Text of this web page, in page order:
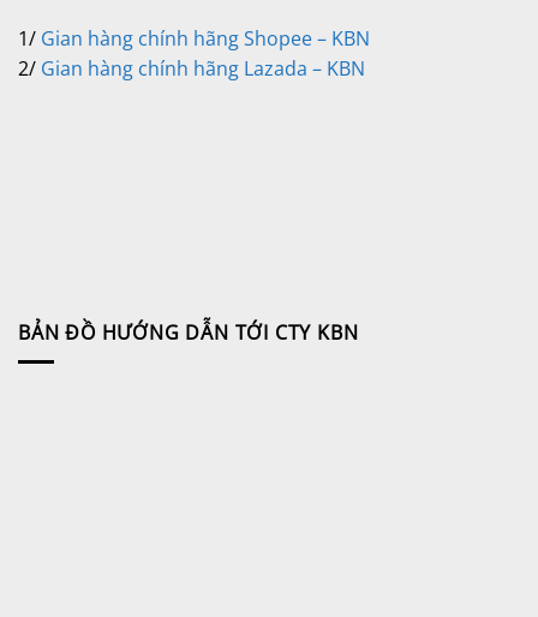
1/ Gian hàng chính hãng Shopee – KBN
2/ Gian hàng chính hãng Lazada – KBN
BẢN ĐỒ HƯỚNG DẪN TỚI CTY KBN